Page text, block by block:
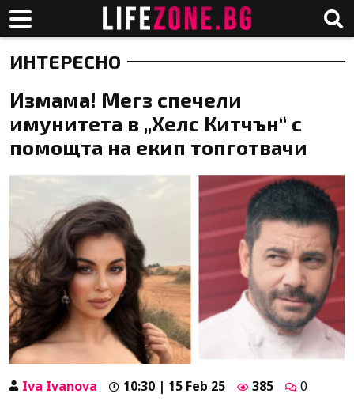
ИНТЕРЕСНО
Измама! Мегз спечели
имунитета в „Хелс Китчън“ с
помощта на екип топготвачи
Iva Ivanova 10:30 | 15 Feb 25 385 0